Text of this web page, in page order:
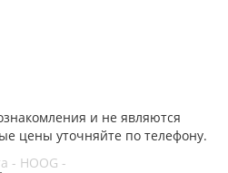
и не являются
цены уточняйте по телефону.
- HOOG -